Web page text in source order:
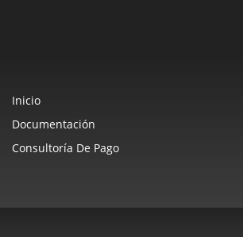
Inicio
Documentación
Consultoría De Pago